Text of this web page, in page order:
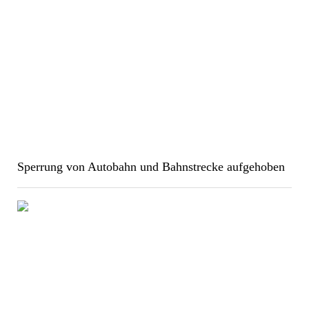
Sperrung von Autobahn und Bahnstrecke aufgehoben